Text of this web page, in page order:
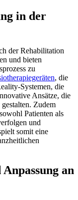
in der
der Rehabilitation
und bieten
zu
, die
Systemen, die
Ansätze, die
Zudem
Patienten als
und
somit eine
an